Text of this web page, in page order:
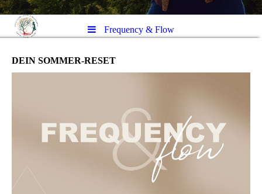
Frequency & Flow
DEIN SOMMER-RESET